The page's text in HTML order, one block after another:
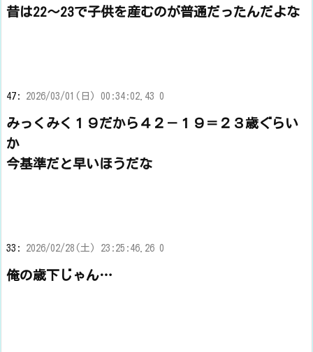
昔は22～23で子供を産むのが普通だったんだよな
47: 2026/03/01(日) 00:34:02.43 0
みっくみく１９だから４２－１９＝２３歳ぐらい
か
今基準だと早いほうだな
33: 2026/02/28(土) 23:25:46.26 0
俺の歳下じゃん…